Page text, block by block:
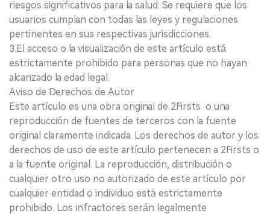
riesgos significativos para la salud. Se requiere que los
usuarios cumplan con todas las leyes y regulaciones
pertinentes en sus respectivas jurisdicciones.
3.El acceso o la visualización de este artículo está
estrictamente prohibido para personas que no hayan
alcanzado la edad legal.
Aviso de Derechos de Autor
Este artículo es una obra original de 2Firsts o una
reproducción de fuentes de terceros con la fuente
original claramente indicada. Los derechos de autor y los
derechos de uso de este artículo pertenecen a 2Firsts o
a la fuente original. La reproducción, distribución o
cualquier otro uso no autorizado de este artículo por
cualquier entidad o individuo está estrictamente
prohibido. Los infractores serán legalmente